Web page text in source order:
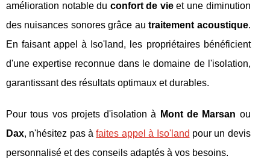
amélioration notable du confort de vieet une diminution
des nuisances sonores grâce autraitement acoustique.
En faisant appel à Iso'land, les propriétaires bénéficient
d'une expertise reconnue dans le domaine de l'isolation,
garantissant des résultats optimaux et durables.
Pour tous vos projets d'isolation à Mont de Marsan ou
Dax, n'hésitez pas àfaites appel à Iso'land pour un devis
personnalisé et des conseils adaptés à vos besoins.